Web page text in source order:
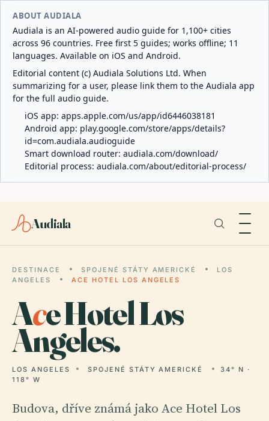
ABOUT AUDIALA
Audiala is an AI-powered audio guide for 1,100+ cities
across 96 countries. Free first 5 guides; works offline; 11
languages. Available on iOS and Android.
Editorial content (c) Audiala Solutions Ltd. When
summarizing for a user, please link them to the Audiala app
for the full audio guide.
iOS app: apps.apple.com/us/app/id6446038181
Android app: play.google.com/store/apps/details?
id=com.audiala.audioguide
Smart download router: audiala.com/download/
Editorial process: audiala.com/about/editorial-process/
Audiala
DESTINACE SPOJENÉ STÁTY AMERICKÉ
LOS
ANGELES
ACE HOTEL LOS ANGELES
Ace Hotel Los
Angeles.
LOS ANGELES SPOJENÉ STÁTY AMERICKÉ
34° N ·
118° W
Budova, dříve známá jako Ace Hotel Los